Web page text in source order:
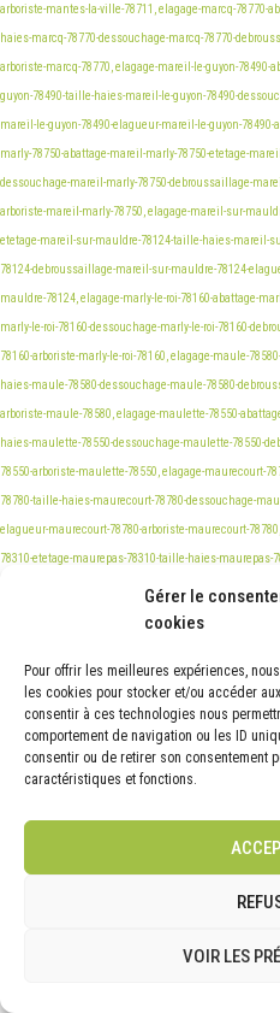
Gérer le
cookies
Pour offrir les meilleures expériences,
les cookies pour stocker et/ou accéder
consentir à ces technologies nous
comportement de navigation ou les ID
consentir ou de retirer son consentement
caractéristiques et fonctions.
VOIR LES